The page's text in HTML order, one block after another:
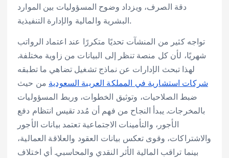
دقة الصرف، ويزداد وضوح المسؤوليات بين الموارد
البشرية والمالية والإدارة التنفيذية.
تواجه كثير من المنشآت تحديًا متكررًا عند اعتماد الرواتب
شهريًا، لأن كل منصة تنظر إلى البيانات من زاوية مختلفة.
لهذا تبحث الإدارات عن نماذج تشغيل تضاهي ما تطبقه
شركات استشارية في المملكة العربية السعودية من حيث
ضبط الصلاحيات، وتوثيق الخطوات، وربط المسؤوليات
بالمخرجات. يبدأ النجاح من فهم أن مُدد تقيس انتظام دفع
الأجور، والتأمينات الاجتماعية تعتمد بيانات الأجور
والاشتراكات، وقوى تعكس بيانات العقود والعلاقة العمالية،
بينما تراقب المالية الأثر النقدي والمحاسبي. أي اختلاف